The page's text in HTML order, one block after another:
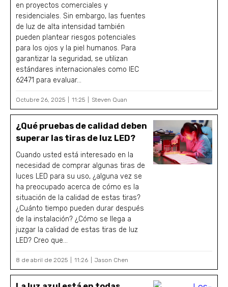
en proyectos comerciales y
residenciales. Sin embargo, las fuentes
de luz de alta intensidad también
pueden plantear riesgos potenciales
para los ojos y la piel humanos. Para
garantizar la seguridad, se utilizan
estándares internacionales como IEC
62471 para evaluar...
Octubre 26, 2025 11:25 Steven Quan
¿Qué pruebas de calidad deben
superar las tiras de luz LED?
Cuando usted está interesado en la
necesidad de comprar algunas tiras de
luces LED para su uso, ¿alguna vez se
ha preocupado acerca de cómo es la
situación de la calidad de estas tiras?
¿Cuánto tiempo pueden durar después
de la instalación? ¿Cómo se llega a
juzgar la calidad de estas tiras de luz
LED? Creo que...
8 de abril de 2025 11:26 Jason Chen